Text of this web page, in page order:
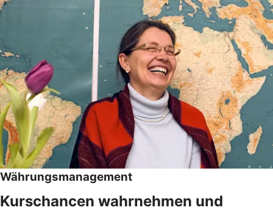
Währungsmanagement
Kurschancen wahrnehmen und